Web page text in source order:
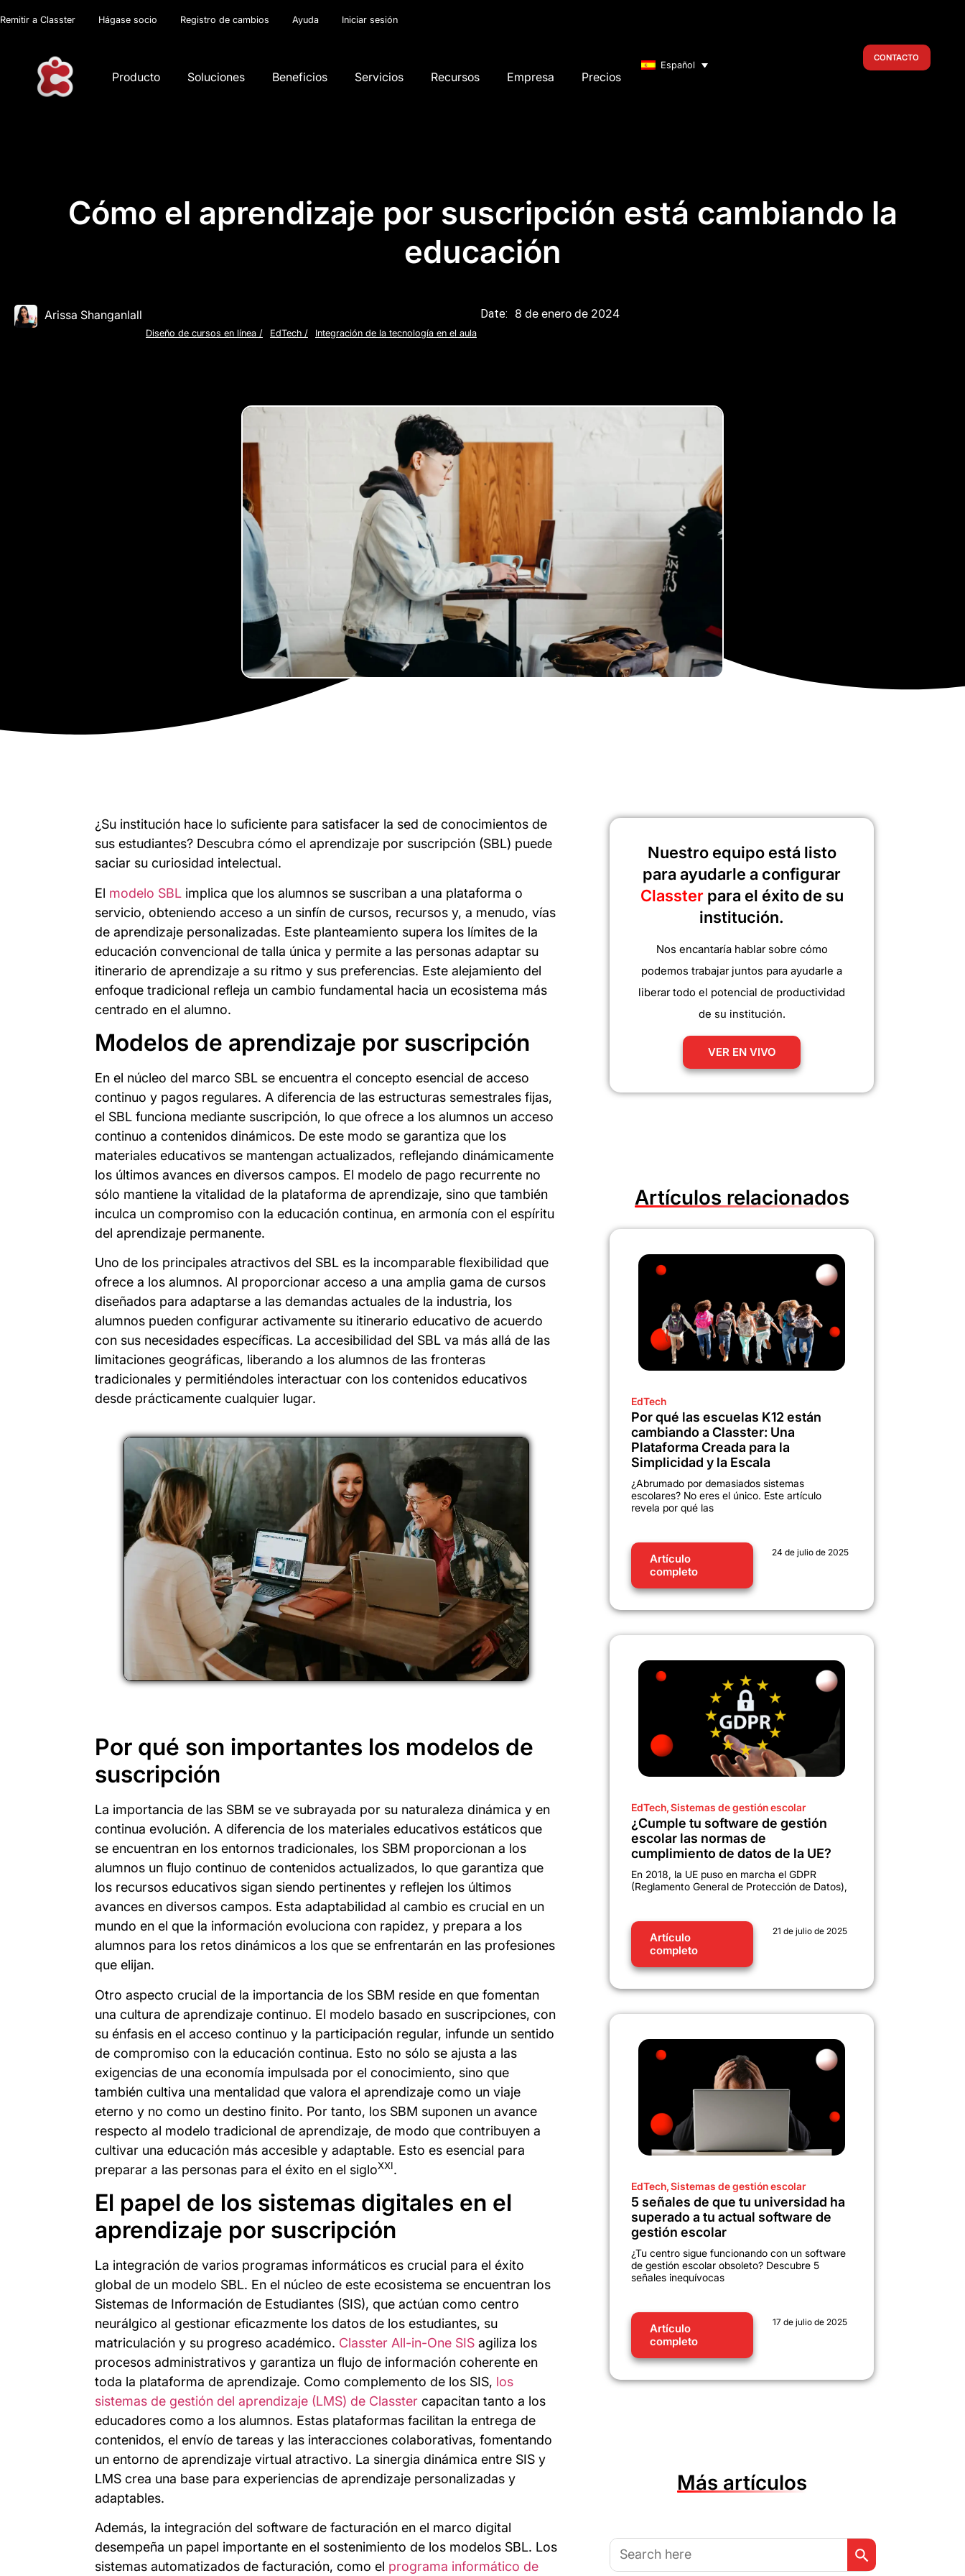
Remitir a Classter Hágase socio Registro de cambios Ayuda Iniciar sesión
Producto Soluciones Beneficios Servicios Recursos Empresa Precios
Español
CONTACTO
Cómo el aprendizaje por suscripción está cambiando la
educación
Arissa Shanganlall
Diseño de cursos en línea / EdTech / Integración de la tecnología en el aula
Date: 8 de enero de 2024
¿Su institución hace lo suficiente para satisfacer la sed de conocimientos de
sus estudiantes? Descubra cómo el aprendizaje por suscripción (SBL) puede
saciar su curiosidad intelectual.
El modelo SBL implica que los alumnos se suscriban a una plataforma o
servicio, obteniendo acceso a un sinfín de cursos, recursos y, a menudo, vías
de aprendizaje personalizadas. Este planteamiento supera los límites de la
educación convencional de talla única y permite a las personas adaptar su
itinerario de aprendizaje a su ritmo y sus preferencias. Este alejamiento del
enfoque tradicional refleja un cambio fundamental hacia un ecosistema más
centrado en el alumno.
Modelos de aprendizaje por suscripción
En el núcleo del marco SBL se encuentra el concepto esencial de acceso
continuo y pagos regulares. A diferencia de las estructuras semestrales fijas,
el SBL funciona mediante suscripción, lo que ofrece a los alumnos un acceso
continuo a contenidos dinámicos. De este modo se garantiza que los
materiales educativos se mantengan actualizados, reflejando dinámicamente
los últimos avances en diversos campos. El modelo de pago recurrente no
sólo mantiene la vitalidad de la plataforma de aprendizaje, sino que también
inculca un compromiso con la educación continua, en armonía con el espíritu
del aprendizaje permanente.
Uno de los principales atractivos del SBL es la incomparable flexibilidad que
ofrece a los alumnos. Al proporcionar acceso a una amplia gama de cursos
diseñados para adaptarse a las demandas actuales de la industria, los
alumnos pueden configurar activamente su itinerario educativo de acuerdo
con sus necesidades específicas. La accesibilidad del SBL va más allá de las
limitaciones geográficas, liberando a los alumnos de las fronteras
tradicionales y permitiéndoles interactuar con los contenidos educativos
desde prácticamente cualquier lugar.
Por qué son importantes los modelos de
suscripción
La importancia de las SBM se ve subrayada por su naturaleza dinámica y en
continua evolución. A diferencia de los materiales educativos estáticos que
se encuentran en los entornos tradicionales, los SBM proporcionan a los
alumnos un flujo continuo de contenidos actualizados, lo que garantiza que
los recursos educativos sigan siendo pertinentes y reflejen los últimos
avances en diversos campos. Esta adaptabilidad al cambio es crucial en un
mundo en el que la información evoluciona con rapidez, y prepara a los
alumnos para los retos dinámicos a los que se enfrentarán en las profesiones
que elijan.
Otro aspecto crucial de la importancia de los SBM reside en que fomentan
una cultura de aprendizaje continuo. El modelo basado en suscripciones, con
su énfasis en el acceso continuo y la participación regular, infunde un sentido
de compromiso con la educación continua. Esto no sólo se ajusta a las
exigencias de una economía impulsada por el conocimiento, sino que
también cultiva una mentalidad que valora el aprendizaje como un viaje
eterno y no como un destino finito. Por tanto, los SBM suponen un avance
respecto al modelo tradicional de aprendizaje, de modo que contribuyen a
cultivar una educación más accesible y adaptable. Esto es esencial para
preparar a las personas para el éxito en el sigloXXI.
El papel de los sistemas digitales en el
aprendizaje por suscripción
La integración de varios programas informáticos es crucial para el éxito
global de un modelo SBL. En el núcleo de este ecosistema se encuentran los
Sistemas de Información de Estudiantes (SIS), que actúan como centro
neurálgico al gestionar eficazmente los datos de los estudiantes, su
matriculación y su progreso académico. Classter All-in-One SIS agiliza los
procesos administrativos y garantiza un flujo de información coherente en
toda la plataforma de aprendizaje. Como complemento de los SIS, los
sistemas de gestión del aprendizaje (LMS) de Classter capacitan tanto a los
educadores como a los alumnos. Estas plataformas facilitan la entrega de
contenidos, el envío de tareas y las interacciones colaborativas, fomentando
un entorno de aprendizaje virtual atractivo. La sinergia dinámica entre SIS y
LMS crea una base para experiencias de aprendizaje personalizadas y
adaptables.
Además, la integración del software de facturación en el marco digital
desempeña un papel importante en el sostenimiento de los modelos SBL. Los
sistemas automatizados de facturación, como el programa informático de
Nuestro equipo está listo
para ayudarle a configurar
Classter para el éxito de su
institución.
Nos encantaría hablar sobre cómo
podemos trabajar juntos para ayudarle a
liberar todo el potencial de productividad
de su institución.
VER EN VIVO
Artículos relacionados
EdTech
Por qué las escuelas K12 están
cambiando a Classter: Una
Plataforma Creada para la
Simplicidad y la Escala
¿Abrumado por demasiados sistemas
escolares? No eres el único. Este artículo
revela por qué las
Artículo
completo
24 de julio de 2025
EdTech,Sistemas de gestión escolar
¿Cumple tu software de gestión
escolar las normas de
cumplimiento de datos de la UE?
En 2018, la UE puso en marcha el GDPR
(Reglamento General de Protección de Datos),
Artículo
completo
21 de julio de 2025
EdTech,Sistemas de gestión escolar
5 señales de que tu universidad ha
superado a tu actual software de
gestión escolar
¿Tu centro sigue funcionando con un software
de gestión escolar obsoleto? Descubre 5
señales inequívocas
Artículo
completo
17 de julio de 2025
Más artículos
Buscar: Botón de búsqueda